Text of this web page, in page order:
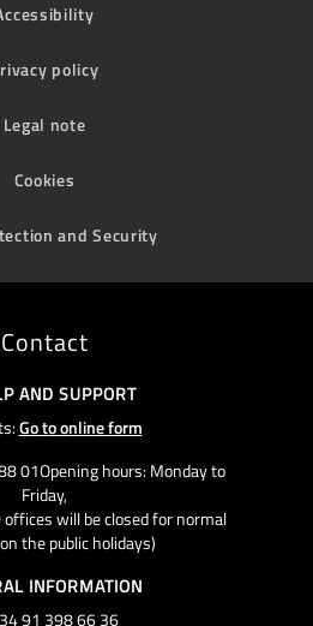
policy
Legal note
Cookies
and Security
Contact
AND SUPPORT
Go to online form
01Opening hours: Monday to
Friday,
offices will be closed for normal
the public holidays)
INFORMATION
91 398 66 36